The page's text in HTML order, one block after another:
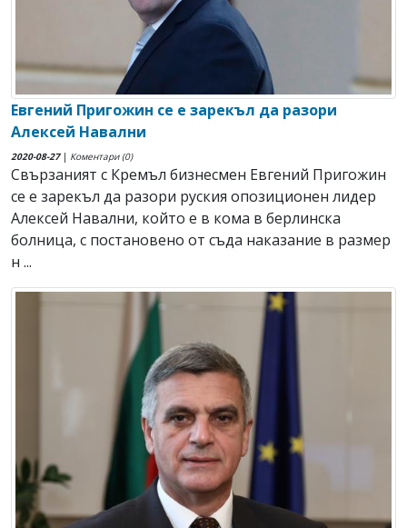
Евгений Пригожин се е зарекъл да разори
Алексей Навални
2020-08-27| Коментари (0)
Свързаният с Кремъл бизнесмен Евгений Пригожин
се е зарекъл да разори руския опозиционен лидер
Алексей Навални, който е в кома в берлинска
болница, с постановено от съда наказание в размер
н ...